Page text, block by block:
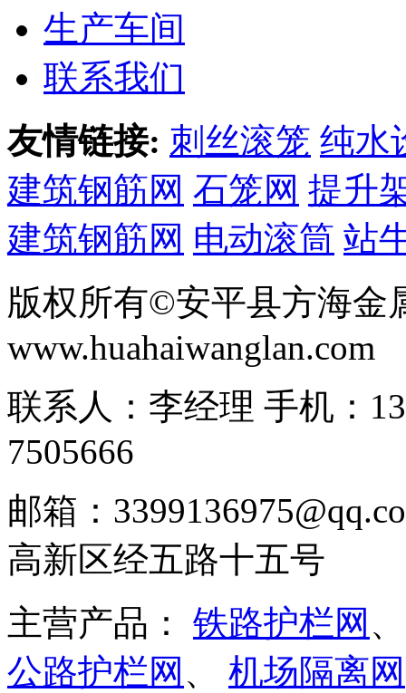
生产车间
联系我们
友情链接: 刺丝滚笼 纯水
建筑钢筋网 石笼网 提升
建筑钢筋网 电动滚筒 站
版权所有©安平县方海金
www.huahaiwanglan.com
联系人：李经理 手机：
7505666
邮箱：
高新区经五路十五号
主营产品： 铁路护栏网
公路护栏网 、 机场隔离网